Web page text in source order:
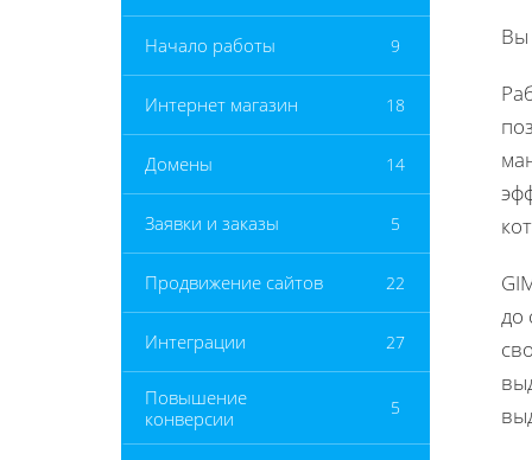
Начало работы 9
Интернет магазин 18
Домены 14
Заявки и заказы 5
Продвижение сайтов 22
Интеграции 27
Повышение
конверсии
5
Вы
до